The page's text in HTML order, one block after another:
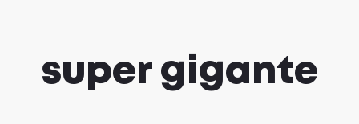
super gigante